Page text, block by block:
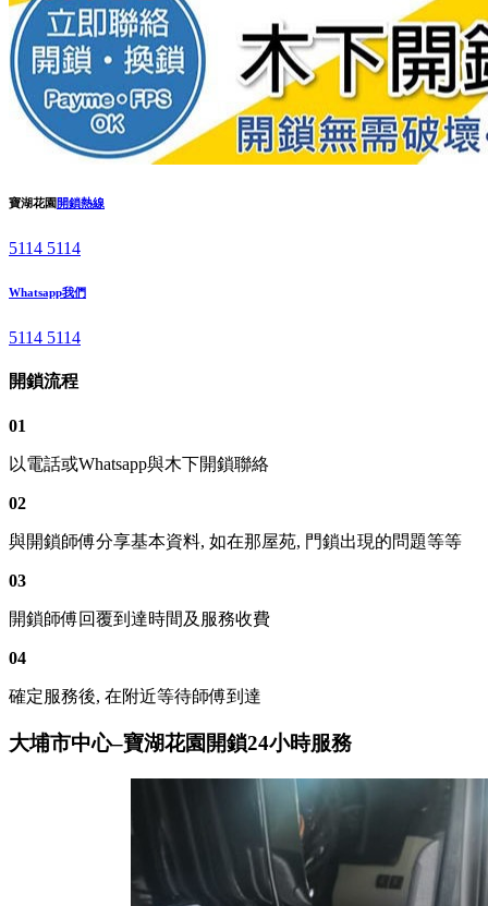
寶湖花園開鎖熱線
5114 5114
Whatsapp我們
5114 5114
開鎖流程
01
以電話或Whatsapp與木下開鎖聯絡
02
與開鎖師傅分享基本資料, 如在那屋苑, 門鎖出現的問題等等
03
開鎖師傅回覆到達時間及服務收費
04
確定服務後, 在附近等待師傅到達
大埔市中心–寶湖花園開鎖24小時服務